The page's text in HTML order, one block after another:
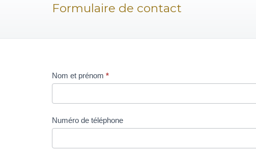
Formulaire de contact
Contactez-
nous
Nom et prénom *
Numéro de téléphone